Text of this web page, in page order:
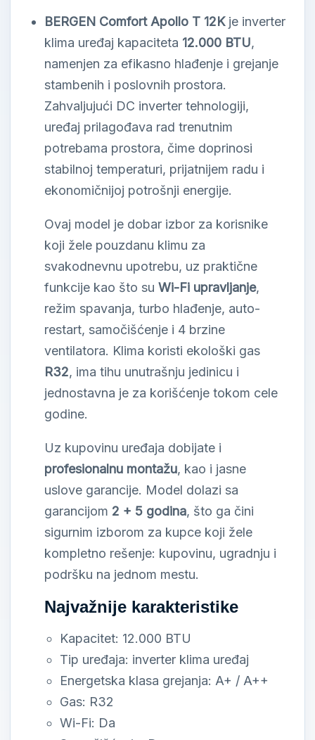
BERGEN Comfort Apollo T 12Kje inverter
klima uređaj kapaciteta 12.000 BTU,
namenjen za efikasno hlađenje i grejanje
stambenih i poslovnih prostora.
Zahvaljujući DC inverter tehnologiji,
uređaj prilagođava rad trenutnim
potrebama prostora, čime doprinosi
stabilnoj temperaturi, prijatnijem radu i
ekonomičnijoj potrošnji energije.
Ovaj model je dobar izbor za korisnike
koji žele pouzdanu klimu za
svakodnevnu upotrebu, uz praktične
funkcije kao što su Wi-Fi upravljanje,
režim spavanja, turbo hlađenje, auto-
restart, samočišćenje i 4 brzine
ventilatora. Klima koristi ekološki gas
R32, ima tihu unutrašnju jedinicu i
jednostavna je za korišćenje tokom cele
godine.
Uz kupovinu uređaja dobijate i
profesionalnu montažu, kao i jasne
uslove garancije. Model dolazi sa
garancijom 2 + 5 godina, što ga čini
sigurnim izborom za kupce koji žele
kompletno rešenje: kupovinu, ugradnju i
podršku na jednom mestu.
Najvažnije karakteristike
Kapacitet: 12.000 BTU
Tip uređaja: inverter klima uređaj
Energetska klasa grejanja: A+ / A++
Gas: R32
Wi-Fi: Da